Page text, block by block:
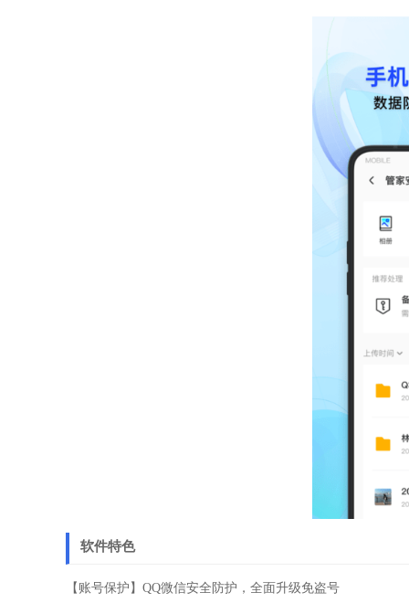
软件特色
【账号保护】QQ微信安全防护，全面升级免盗号